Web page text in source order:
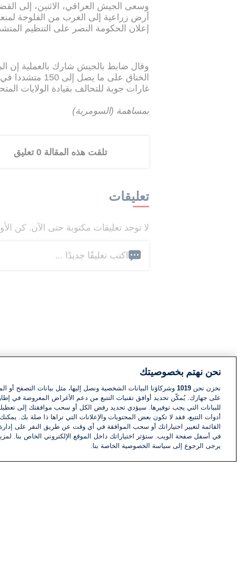
وسعى الجيش العراقي، الاثنين، إلى
أرض زراعية إلى الغرب من الفلوجة
إعلان الحكومة النصر على التنظيم
وقال ضابط بالجيش شارك بالعملية إن
الخناق على ما
غارات جوية للتحالف بقيادة الولايات
بمساهمة (السومرية)
تلقت هذه المقالة 0 تعليق
تعليقات
لا توجد تعليقات مكتوبة حتى الآن. كن
اكتب تعليقًا جديدًا ...
نحن نهتم بخصوصيتك
نخزن نحن 1019 وشركاؤنا البيانات الشخصية ونصل إليها، مثل بيانات التصفح أو
على جهازك. يُمكّن تحديد أوافق تقنيات التتبع من دعم الأغراض المعروضة في إطار
للبيانات التي يجب توفيرها. سيؤدي تحديد رفض الكل أو سحب موافقتك إلى
أدوات التتبع، فقد لا تكون بعض المحتويات والإعلانات التي تراها ذا صلة بك.
القائمة لتغيير اختياراتك أو سحب الموافقة في أي وقت عن طريق النقر على
في أسفل صفحة الويب. ستؤثر اختياراتك داخل الموقع الإلكتروني الخاص بنا.
يرجى الرجوع إلى سياسة الخصوصية الخاصة بنا.